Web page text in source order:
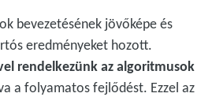
bevezetésének jövőképe és
eredményeket hozott.
rendelkezünk az algoritmusok
a folyamatos fejlődést. Ezzel az